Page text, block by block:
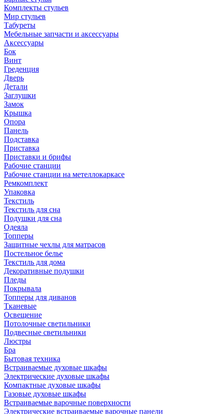
Комплекты стульев
Мир стульев
Табуреты
Мебельные запчасти и аксессуары
Аксессуары
Бок
Винт
Греденция
Дверь
Детали
Заглушки
Замок
Крышка
Опора
Панель
Подставка
Приставка
Приставки и брифы
Рабочие станции
Рабочие станции на метеллокаркасе
Ремкомплект
Упаковка
Текстиль
Текстиль для сна
Подушки для сна
Одеяла
Топперы
Защитные чехлы для матрасов
Постельное белье
Текстиль для дома
Декоративные подушки
Пледы
Покрывала
Топперы для диванов
Тканевые
Освещение
Потолочные светильники
Подвесные светильники
Люстры
Бра
Бытовая техника
Встраиваемые духовые шкафы
Электрические духовые шкафы
Компактные духовые шкафы
Газовые духовые шкафы
Встраиваемые варочные поверхности
Электрические встраиваемые варочные панели